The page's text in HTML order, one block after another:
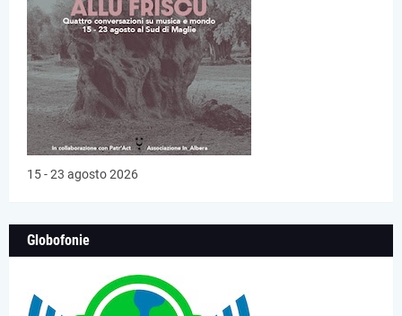
15 - 23 agosto 2026
Globofonie